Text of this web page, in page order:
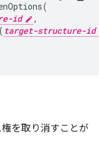
(
id
,
( target-structure-id
を取り消すことが